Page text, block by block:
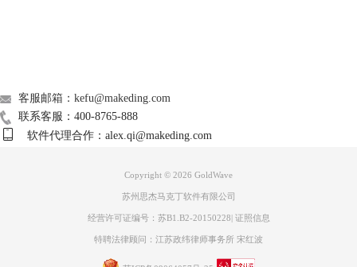
图四：音频的变音效果的处理界面
客服邮箱：kefu@makeding.com
联系客服：400-8765-888
软件代理合作：alex.qi@makeding.com
Copyright © 2026 GoldWave
苏州思杰马克丁软件有限公司
经营许可证编号：苏B1.B2-20150228| 证照信息
特聘法律顾问：江苏政纬律师事务所 宋红波